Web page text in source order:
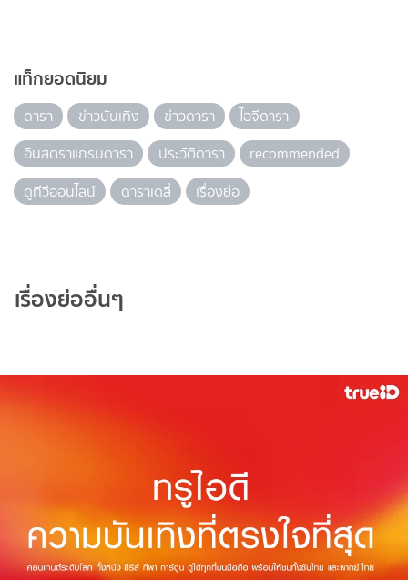
แท็กยอดนิยม
ดารา ข่าวบันเทิง ข่าวดารา
ไอจีดารา
อินสตราแกรมดารา
ประวัติดารา
recommended
ดูทีวีออนไลน์
ดาราเดลี่ เรื่องย่อ
เรื่องย่ออื่นๆ